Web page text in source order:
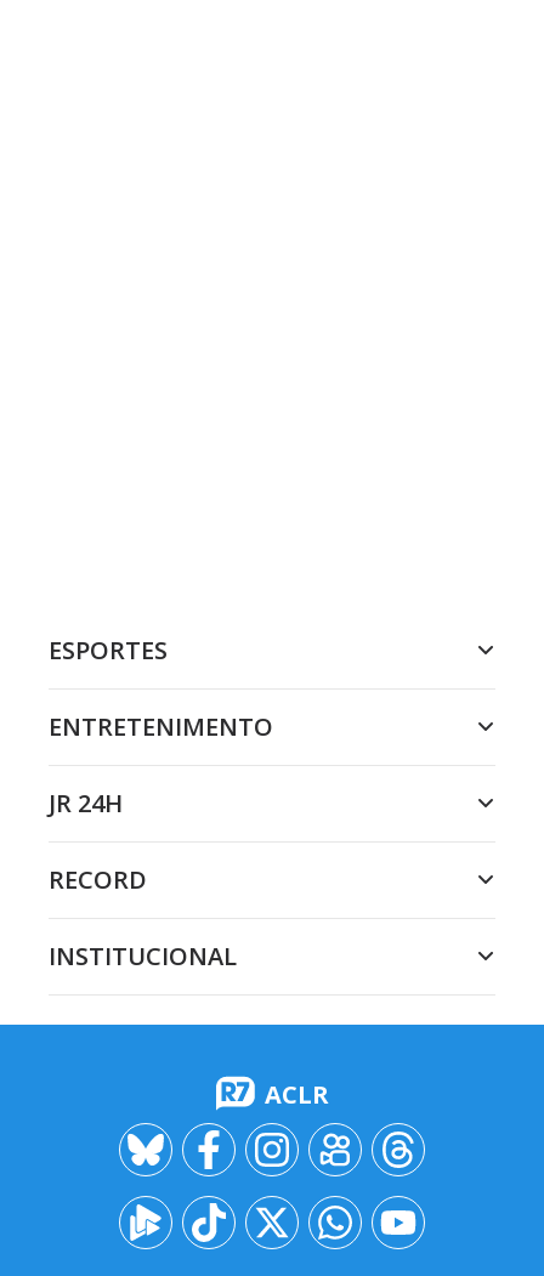
ESPORTES
ENTRETENIMENTO
JR 24H
RECORD
INSTITUCIONAL
ACLR